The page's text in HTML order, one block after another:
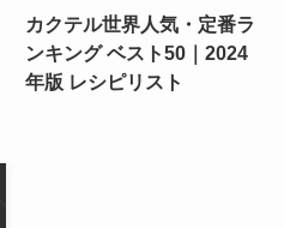
カクテル世界人気・定番ラ
ンキング ベスト50｜2024
年版 レシピリスト